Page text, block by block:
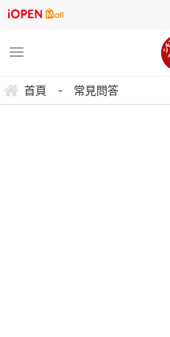
首頁 - 常見問答